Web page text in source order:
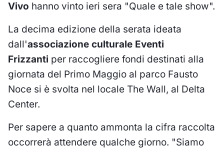
Vivo hanno vinto ieri sera "Quale e tale show".
La decima edizione della serata ideata
dall'associazione culturale Eventi
Frizzanti per raccogliere fondi destinati alla
giornata del Primo Maggio al parco Fausto
Noce si è svolta nel locale The Wall, al Delta
Center.
Per sapere a quanto ammonta la cifra raccolta
occorrerà attendere qualche giorno. "Siamo